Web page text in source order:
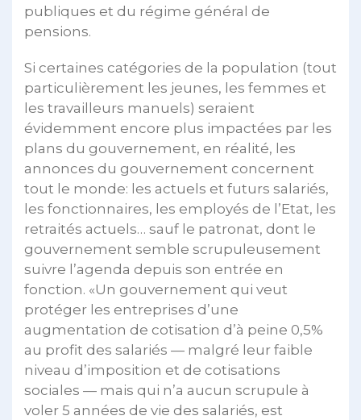
publiques et du régime général de
pensions.
Si certaines catégories de la population (tout
particulièrement les jeunes, les femmes et
les travailleurs manuels) seraient
évidemment encore plus impactées par les
plans du gouvernement, en réalité, les
annonces du gouvernement concernent
tout le monde: les actuels et futurs salariés,
les fonctionnaires, les employés de l’Etat, les
retraités actuels… sauf le patronat, dont le
gouvernement semble scrupuleusement
suivre l’agenda depuis son entrée en
fonction. «Un gouvernement qui veut
protéger les entreprises d’une
augmentation de cotisation d’à peine 0,5%
au profit des salariés — malgré leur faible
niveau d’imposition et de cotisations
sociales — mais qui n’a aucun scrupule à
voler 5 années de vie des salariés, est